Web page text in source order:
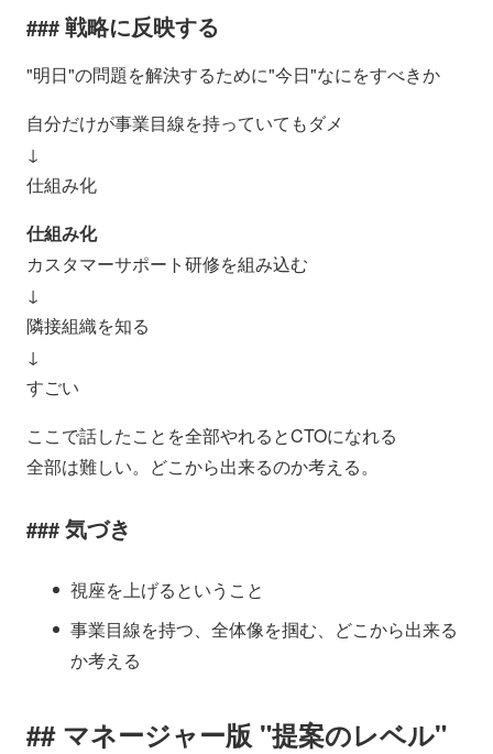
戦略に反映する
"明日"の問題を解決するために"今日"なにをすべきか
自分だけが事業目線を持っていてもダメ
↓
仕組み化
仕組み化
カスタマーサポート研修を組み込む
↓
隣接組織を知る
↓
すごい
ここで話したことを全部やれるとCTOになれる
全部は難しい。どこから出来るのか考える。
気づき
視座を上げるということ
事業目線を持つ、全体像を掴む、どこから出来る
か考える
マネージャー版 "提案のレベル"